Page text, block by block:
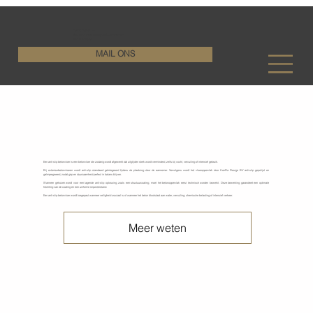
MAIL ONS
Een anti-slip betonvloer is een betonvloer die zodanig wordt afgewerkt dat uitglijden sterk wordt verminderd, zelfs bij vocht, vervuiling of intensief gebruik.
Bij exterieurbetonvloeren wordt anti-slip standaard geïntegreerd tijdens de plaatsing door de aannemer. Vervolgens wordt het vloeroppervlak door KenDa Design BV anti-slip gepolijst en
geïmpregneerd, zodat grip en duurzaamheid perfect in balans blijven.
Wanneer gekozen wordt voor een lagende anti-slip oplossing, zoals een structuurcoating, moet het betonoppervlak eerst technisch worden bewerkt. Deze bewerking garandeert een optimale
hechting van de coating en een uniforme slipweerstand.
Een anti-slip betonvloer wordt toegepast wanneer veiligheid cruciaal is of wanneer het beton blootstaat aan water, vervuiling, chemische belasting of intensief verkeer.
Meer weten